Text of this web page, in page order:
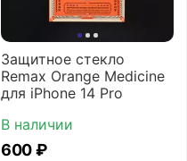
Защитное стекло
Remax Orange Medicine
для iPhone 14 Pro
В наличии
‍600‍₽